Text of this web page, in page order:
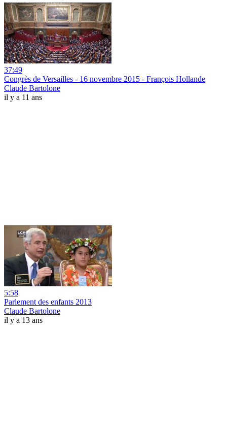
37:49
Congrès de Versailles - 16 novembre 2015 - François Hollande
Claude Bartolone
il y a 11 ans
5:58
Parlement des enfants 2013
Claude Bartolone
il y a 13 ans